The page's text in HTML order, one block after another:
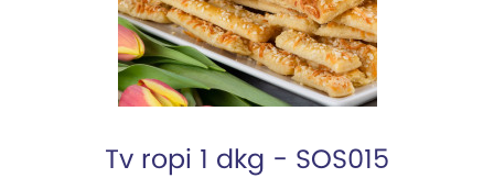
Tv ropi 1 dkg - SOS015